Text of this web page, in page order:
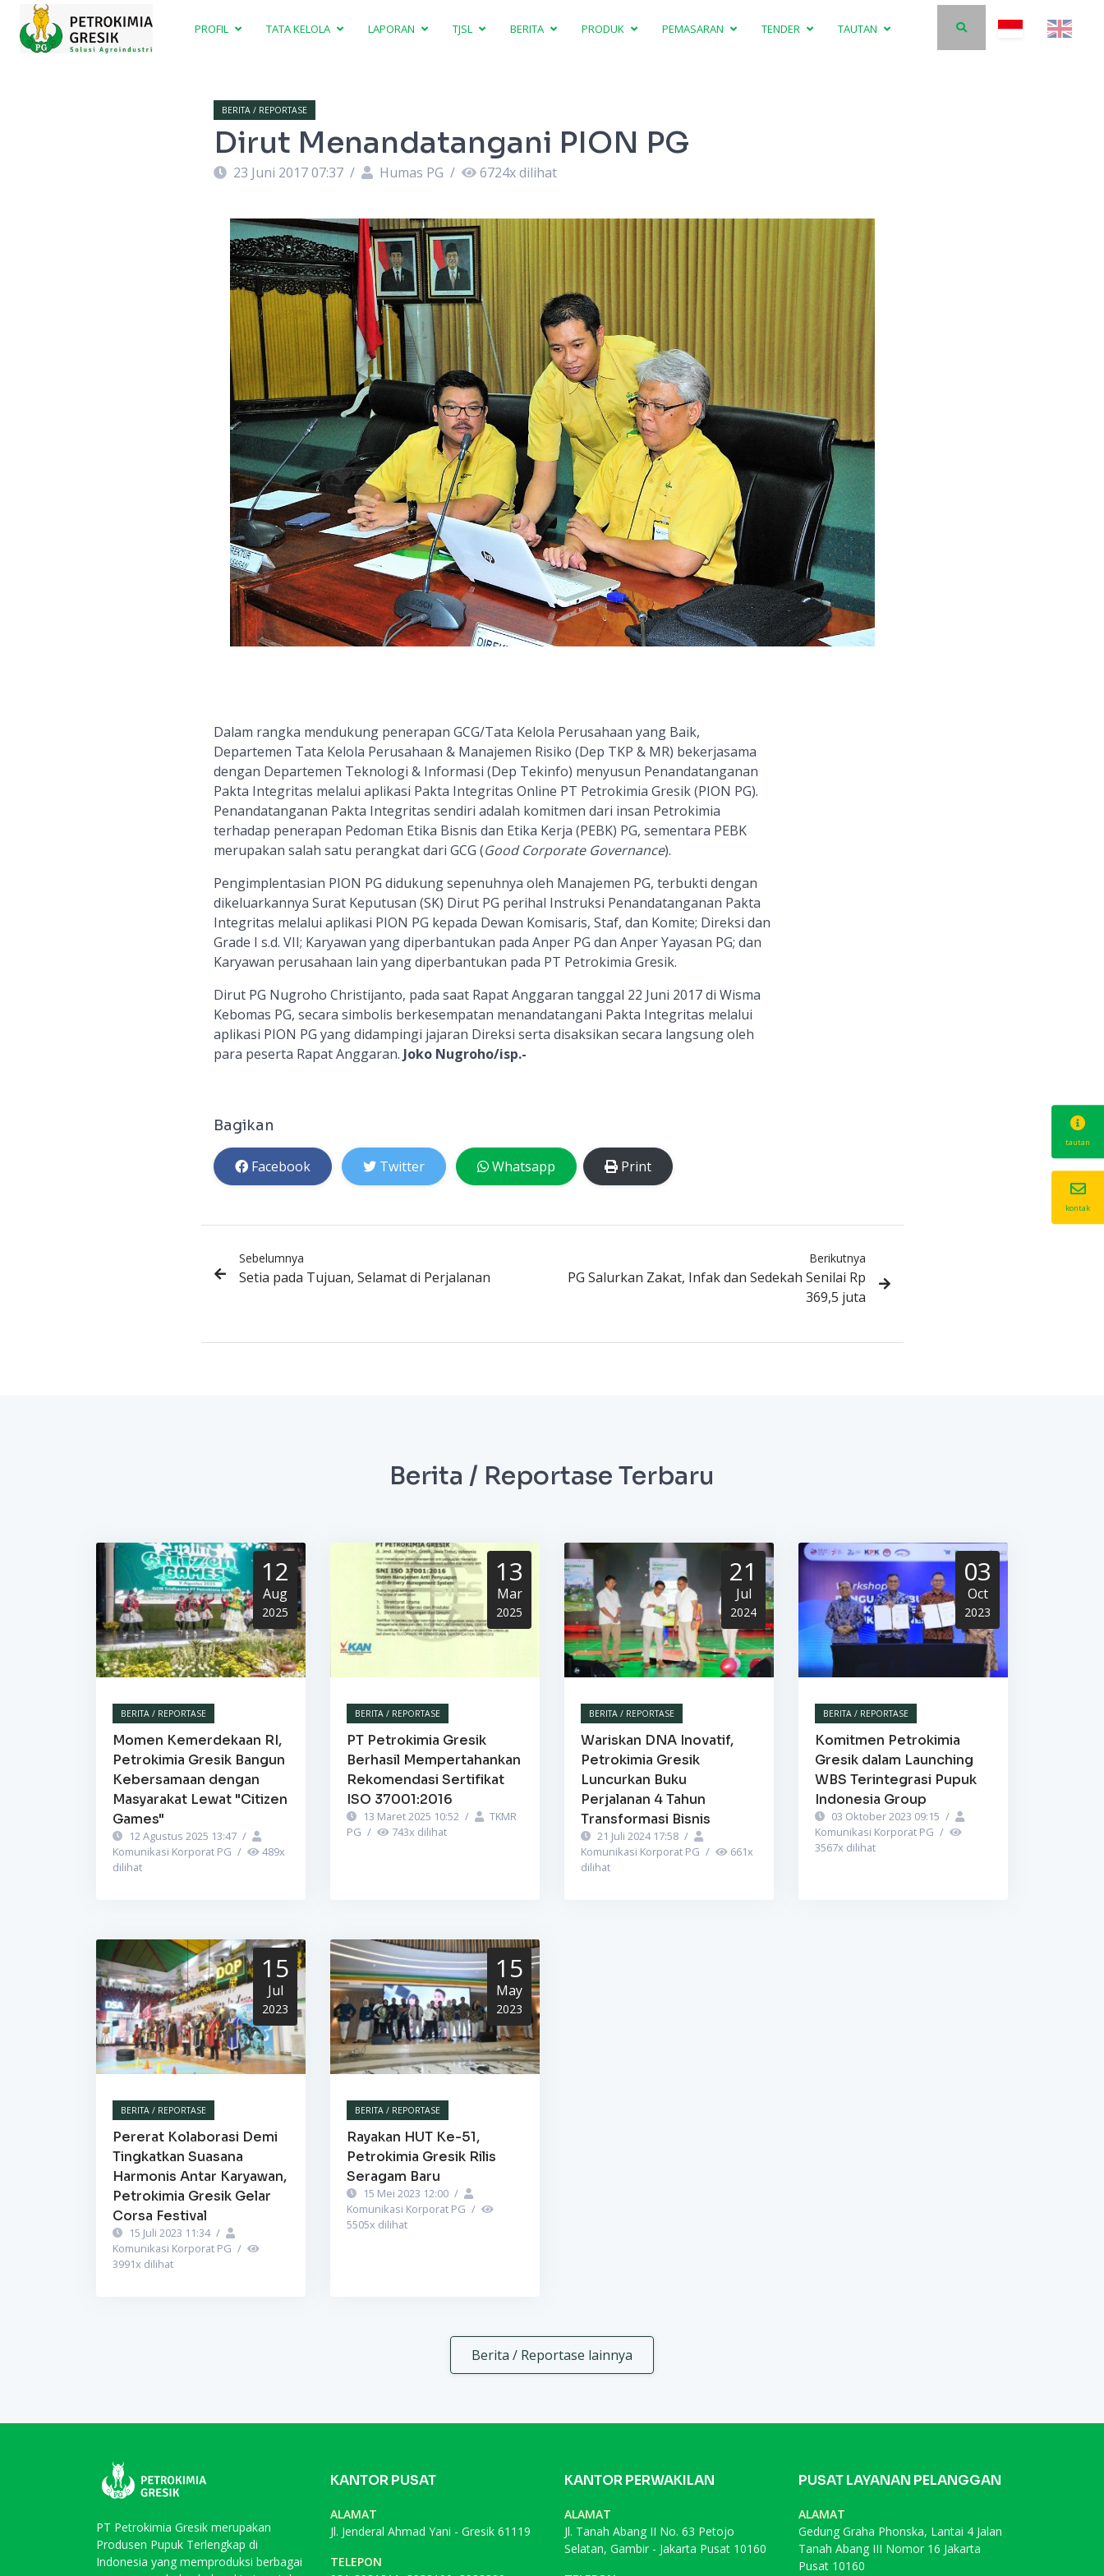
PROFIL TATA KELOLA LAPORAN TJSL BERITA PRODUK PEMASARAN TENDER TAUTAN
BERITA / REPORTASE
Dirut Menandatangani PION PG
23 Juni 2017 07:37 / Humas PG / 6724x dilihat
Dalam rangka mendukung penerapan GCG/Tata Kelola Perusahaan yang Baik,
Departemen Tata Kelola Perusahaan & Manajemen Risiko (Dep TKP & MR) bekerjasama
dengan Departemen Teknologi & Informasi (Dep Tekinfo) menyusun Penandatanganan
Pakta Integritas melalui aplikasi Pakta Integritas Online PT Petrokimia Gresik (PION PG).
Penandatanganan Pakta Integritas sendiri adalah komitmen dari insan Petrokimia
terhadap penerapan Pedoman Etika Bisnis dan Etika Kerja (PEBK) PG, sementara PEBK
merupakan salah satu perangkat dari GCG (Good Corporate Governance).
Pengimplentasian PION PG didukung sepenuhnya oleh Manajemen PG, terbukti dengan
dikeluarkannya Surat Keputusan (SK) Dirut PG perihal Instruksi Penandatanganan Pakta
Integritas melalui aplikasi PION PG kepada Dewan Komisaris, Staf, dan Komite; Direksi dan
Grade I s.d. VII; Karyawan yang diperbantukan pada Anper PG dan Anper Yayasan PG; dan
Karyawan perusahaan lain yang diperbantukan pada PT Petrokimia Gresik.
Dirut PG Nugroho Christijanto, pada saat Rapat Anggaran tanggal 22 Juni 2017 di Wisma
Kebomas PG, secara simbolis berkesempatan menandatangani Pakta Integritas melalui
aplikasi PION PG yang didampingi jajaran Direksi serta disaksikan secara langsung oleh
para peserta Rapat Anggaran. Joko Nugroho/isp.-
Bagikan
Facebook Twitter Whatsapp Print
Sebelumnya
Setia pada Tujuan, Selamat di Perjalanan
Berikutnya
PG Salurkan Zakat, Infak dan Sedekah Senilai Rp
369,5 juta
Berita / Reportase Terbaru
12
Aug
2025
BERITA / REPORTASE
Momen Kemerdekaan RI,
Petrokimia Gresik Bangun
Kebersamaan dengan
Masyarakat Lewat "Citizen
Games"
12 Agustus 2025 13:47 /
Komunikasi Korporat PG / 489x
dilihat
13
Mar
2025
BERITA / REPORTASE
PT Petrokimia Gresik
Berhasil Mempertahankan
Rekomendasi Sertifikat
ISO 37001:2016
13 Maret 2025 10:52 /
TKMR
PG / 743x dilihat
21
Jul
2024
BERITA / REPORTASE
Wariskan DNA Inovatif,
Petrokimia Gresik
Luncurkan Buku
Perjalanan 4 Tahun
Transformasi Bisnis
21 Juli 2024 17:58 /
Komunikasi Korporat PG / 661x
dilihat
03
Oct
2023
BERITA / REPORTASE
Komitmen Petrokimia
Gresik dalam Launching
WBS Terintegrasi Pupuk
Indonesia Group
03 Oktober 2023 09:15 /
Komunikasi Korporat PG /
3567x dilihat
15
Jul
2023
BERITA / REPORTASE
Pererat Kolaborasi Demi
Tingkatkan Suasana
Harmonis Antar Karyawan,
Petrokimia Gresik Gelar
Corsa Festival
15 Juli 2023 11:34 /
Komunikasi Korporat PG /
3991x dilihat
15
May
2023
BERITA / REPORTASE
Rayakan HUT Ke-51,
Petrokimia Gresik Rilis
Seragam Baru
15 Mei 2023 12:00 /
Komunikasi Korporat PG /
5505x dilihat
Berita / Reportase lainnya
PT Petrokimia Gresik merupakan
Produsen Pupuk Terlengkap di
Indonesia yang memproduksi berbagai
KANTOR PUSAT
ALAMAT
Jl. Jenderal Ahmad Yani - Gresik 61119
TELEPON
KANTOR PERWAKILAN
ALAMAT
Jl. Tanah Abang II No. 63 Petojo
Selatan, Gambir - Jakarta Pusat 10160
PUSAT LAYANAN PELANGGAN
ALAMAT
Gedung Graha Phonska, Lantai 4 Jalan
Tanah Abang III Nomor 16 Jakarta
Pusat 10160
tautan
kontak